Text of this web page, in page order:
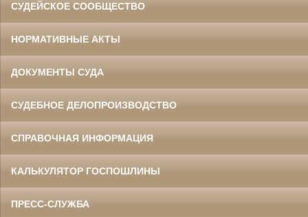
СУДЕЙСКОЕ СООБЩЕСТВО
НОРМАТИВНЫЕ АКТЫ
ДОКУМЕНТЫ СУДА
СУДЕБНОЕ ДЕЛОПРОИЗВОДСТВО
СПРАВОЧНАЯ ИНФОРМАЦИЯ
КАЛЬКУЛЯТОР ГОСПОШЛИНЫ
ПРЕСС-СЛУЖБА